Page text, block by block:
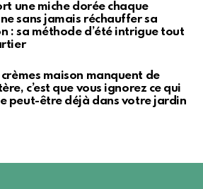
une miche dorée chaque
sans jamais réchauffer sa
: sa méthode d’été intrigue tout
crèmes maison manquent de
c’est que vous ignorez ce qui
peut-être déjà dans votre jardin